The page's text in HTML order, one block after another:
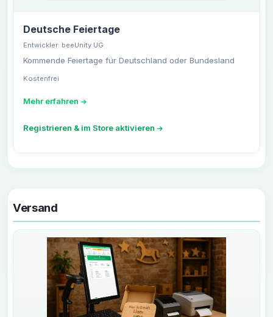
Deutsche Feiertage
Entwickler: beeUnity UG
Kommende Feiertage für Deutschland oder Bundesland
Kostenfrei
Mehr erfahren
Registrieren & im Store aktivieren
Versand